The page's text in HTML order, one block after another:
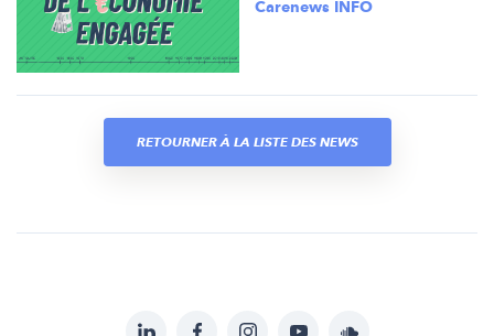
Carenews INFO
RETOURNER À LA LISTE DES NEWS
LinkedInFacebookInstagramYouTubeSoundcloud